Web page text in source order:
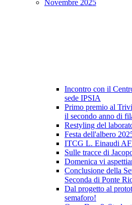
Novembre 2025
Incontro con il
sede IPSIA
Primo premio al
il secondo anno di
Restyling del
Festa dell'albero
ITCG L. Einaudi
Sulle tracce di
Domenica vi
Conclusione della
Seconda di Ponte
Dal progetto al
semaforo!